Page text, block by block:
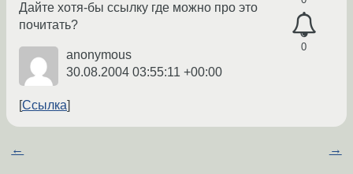
0
Дайте хотя-бы ссылку где можно про это
почитать?
anonymous
30.08.2004 03:55:11 +00:00
Ссылка
← →